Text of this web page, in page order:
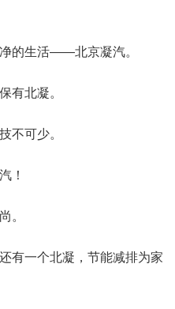
的生活――北京凝汽。
有北凝。
不可少。
！
。
有一个北凝，节能减排为家